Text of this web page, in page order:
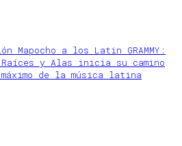
Mapocho a los Latin GRAMMY:
y Alas inicia su camino
de la música latina